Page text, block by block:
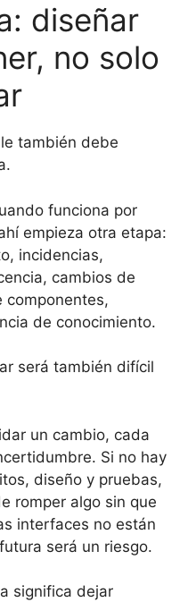
diseñar
no solo
también debe
funciona por
empieza otra etapa:
incidencias,
cambios de
componentes,
de conocimiento.
será también difícil
un cambio, cada
Si no hay
diseño y pruebas,
romper algo sin que
interfaces no están
será un riesgo.
significa dejar